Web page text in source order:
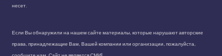
несет.
Если Вы обнаружили на нашем сайте материалы, которые нарушают авторские
права, принадлежащие Вам, Вашей компании или организации, пожалуйста,